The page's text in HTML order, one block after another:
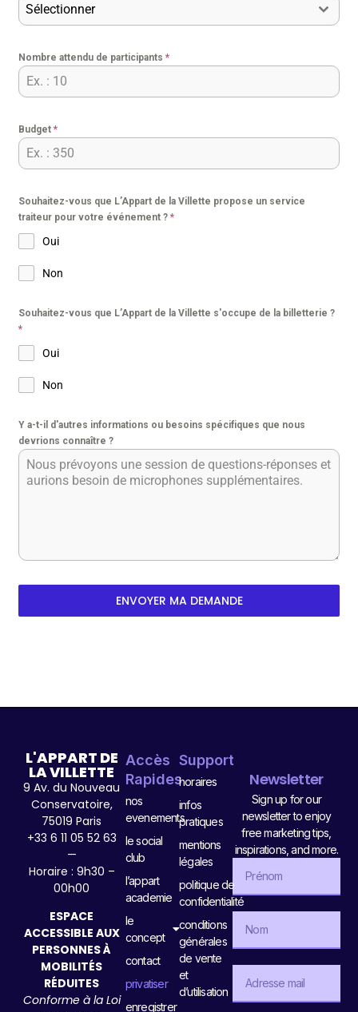
Sélectionner
Nombre attendu de participants *
Budget *
Souhaitez-vous que L’Appart de la Villette propose un service
traiteur pour votre événement ? *
Oui
Non
Souhaitez-vous que L’Appart de la Villette s'occupe de la billetterie ?
*
Oui
Non
Y a-t-il d'autres informations ou besoins spécifiques que nous
devrions connaître ?
ENVOYER MA DEMANDE
L'APPART DE
LA VILLETTE
9 Av. du Nouveau
Conservatoire,
75019 Paris
+33 6 11 05 52 63
—
Horaire : 9h30 –
00h00
ESPACE
ACCESSIBLE AUX
PERSONNES À
MOBILITÉS
RÉDUITES
Conforme à la Loi
Accès
Rapides
nos
evenements
le social
club
l’appart
academie
le
concept
contact
privatiser
enregistrer
Support
horaires
infos
pratiques
mentions
légales
politique de
confidentialité
conditions
générales
de vente
et
d’utilisation
Newsletter
Sign up for our
newsletter to enjoy
free marketing tips,
inspirations, and more.